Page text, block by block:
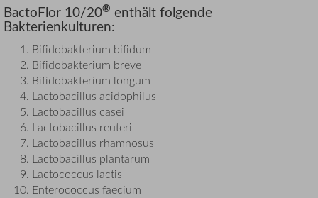
BactoFlor 10/20® enthält folgende
Bakterienkulturen:
Bifidobakterium bifidum
Bifidobakterium breve
Bifidobakterium longum
Lactobacillus acidophilus
Lactobacillus casei
Lactobacillus reuteri
Lactobacillus rhamnosus
Lactobacillus plantarum
Lactococcus lactis
Enterococcus faecium